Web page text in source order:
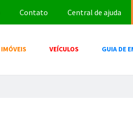
Contato Central de ajuda
IMÓVEIS VEÍCULOS GUIA DE